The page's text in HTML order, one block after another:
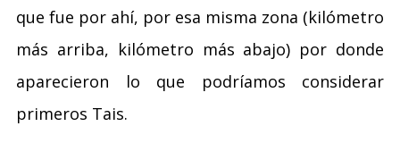
que fue por ahí, por esa misma zona (kilómetro
más arriba, kilómetro más abajo) por donde
aparecieron lo que podríamos considerar
primeros Tais.